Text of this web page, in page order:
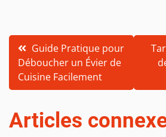
Navigation
de
l’article
Guide Pratique pour
Déboucher un Évier de
Cuisine Facilement
Articles